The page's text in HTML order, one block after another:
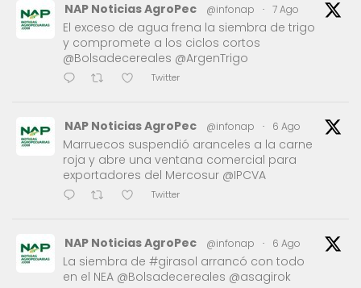
NAP Noticias AgroPec @infonap · 7 Ago
El exceso de agua frena la siembra de trigo
y compromete a los ciclos cortos
@Bolsadecereales @ArgenTrigo
Twitter
NAP Noticias AgroPec @infonap · 6 Ago
Marruecos suspendió aranceles a la carne
roja y abre una ventana comercial para
exportadores del Mercosur @IPCVA
Twitter
NAP Noticias AgroPec @infonap · 6 Ago
La siembra de #girasol arrancó con todo
en el NEA @Bolsadecereales @asagirok